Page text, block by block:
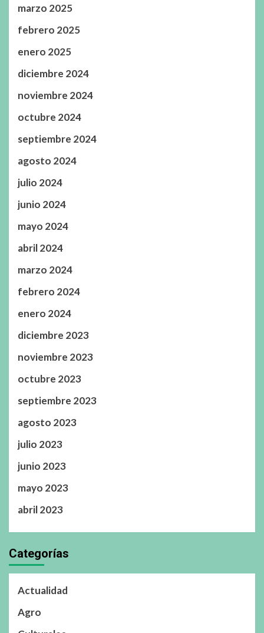
marzo 2025
febrero 2025
enero 2025
diciembre 2024
noviembre 2024
octubre 2024
septiembre 2024
agosto 2024
julio 2024
junio 2024
mayo 2024
abril 2024
marzo 2024
febrero 2024
enero 2024
diciembre 2023
noviembre 2023
octubre 2023
septiembre 2023
agosto 2023
julio 2023
junio 2023
mayo 2023
abril 2023
Categorías
Actualidad
Agro